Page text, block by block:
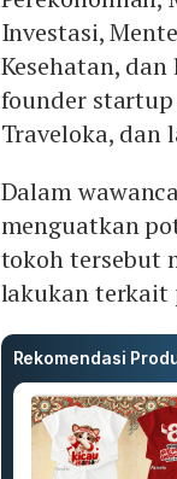
Investasi,
Kesehatan,
founder startup
Traveloka, dan
Dalam
menguatkan
tokoh tersebut
lakukan terkait
Rekomendasi